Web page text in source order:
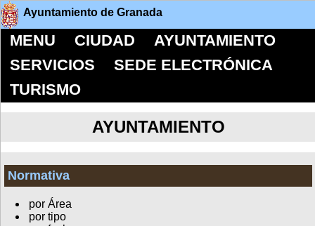
Ayuntamiento de Granada
MENU CIUDAD
AYUNTAMIENTO
SERVICIOS
SEDE ELECTRÓNICA
TURISMO
AYUNTAMIENTO
Normativa
por Área
por tipo